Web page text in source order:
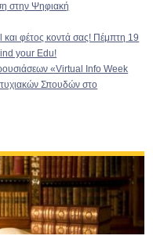
στην Ψηφιακή
φέτος κοντά σας! Πέμπτη 19
your Edu!
«Virtual Info Week
Σπουδών στο